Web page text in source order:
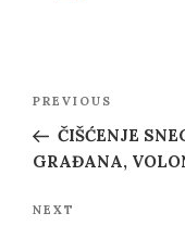
Post
navigation
Previous
Post
PREVIOUS
ČIŠĆENJE
GRAĐANA,
Next
NEXT